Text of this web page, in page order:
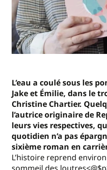
L’eau a coulé sous les
Jake et Émilie, dans le
Christine Chartier.
l’autrice originaire de
leurs vies respectives,
quotidien n’a pas
sixième roman en
L’histoire reprend